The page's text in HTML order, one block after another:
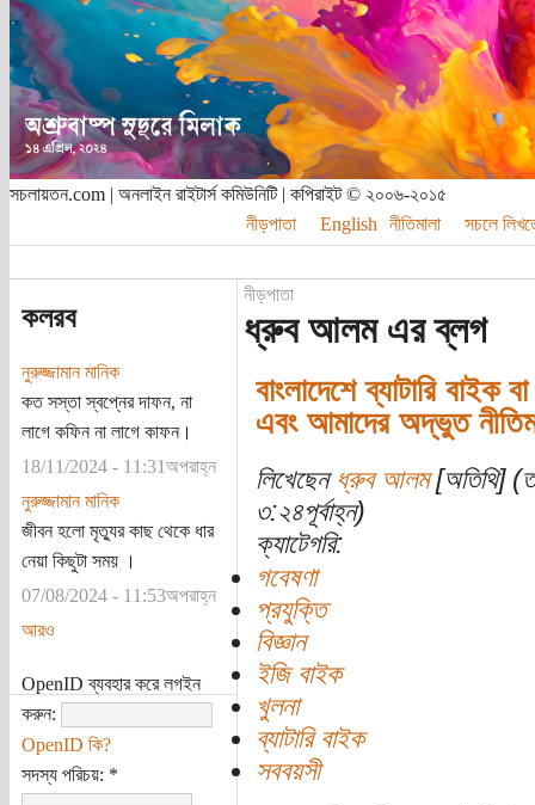
সচলায়তন.com | অনলাইন রাইটার্স কমিউনিটি | কপিরাইট © ২০০৬-২০১৫
নীড়পাতা
English নীতিমালা সচলে
কলরব
নুরুজ্জামান মানিক
কত সস্তা স্বপ্নের দাফন, না
লাগে কফিন না লাগে কাফন।
18/11/2024 - 11:31অপরাহ্ন
নুরুজ্জামান মানিক
জীবন হলো মৃত্যুর কাছ থেকে ধার
নেয়া কিছুটা সময় ।
07/08/2024 - 11:53অপরাহ্ন
আরও
OpenID ব্যবহার করে লগইন
করুন:
OpenID কি?
সদস্য পরিচয়: *
নীড়পাতা
ধ্রুব আলম এর ব্লগ
বাংলাদেশে ব্যাটারি বাইক
এবং আমাদের অদ্ভুত
লিখেছেন ধ্রুব আলম[অতিথি]
৩:২৪পূর্বাহ্ন)
ক্যাটেগরি:
গবেষণা
প্রযুক্তি
বিজ্ঞান
ইজি বাইক
খুলনা
ব্যাটারি বাইক
সববয়সী